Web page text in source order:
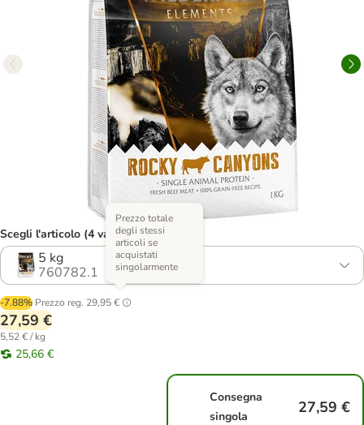
Scegli l'articolo (4 varianti)
5 kg
760782.1
-7.88% Prezzo reg. 29,95 €
Prezzo totale
degli stessi
articoli se
acquistati
singolarmente
27,59 €
5,52 € / kg
25,66 €
Consegna
singola
27,59 €